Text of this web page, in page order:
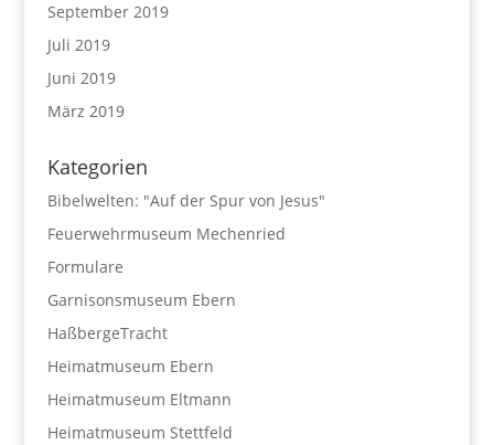
September 2019
Juli 2019
Juni 2019
März 2019
Kategorien
Bibelwelten: "Auf der Spur von Jesus"
Feuerwehrmuseum Mechenried
Formulare
Garnisonsmuseum Ebern
HaßbergeTracht
Heimatmuseum Ebern
Heimatmuseum Eltmann
Heimatmuseum Stettfeld